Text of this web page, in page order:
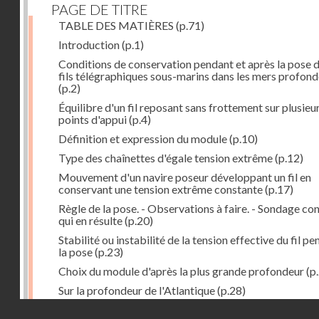
PAGE DE TITRE
TABLE DES MATIÈRES (p.71)
Introduction(p.1)
Conditions de conservation pendant et après la pose
fils télégraphiques sous-marins dans les mers
(p.2)
Équilibre d'un fil reposant sans frottement sur
points d'appui(p.4)
Définition et expression du module(p.10)
Type des chaînettes d'égale tension extrême(p.12)
Mouvement d'un navire poseur développant un fil en
conservant une tension extrême constante(p.17)
Règle de la pose. - Observations à faire. - Sondage
qui en résulte(p.20)
Stabilité ou instabilité de la tension effective du fil
la pose(p.23)
Choix du module d'après la plus grande profondeur
Sur la profondeur de l'Atlantique(p.28)